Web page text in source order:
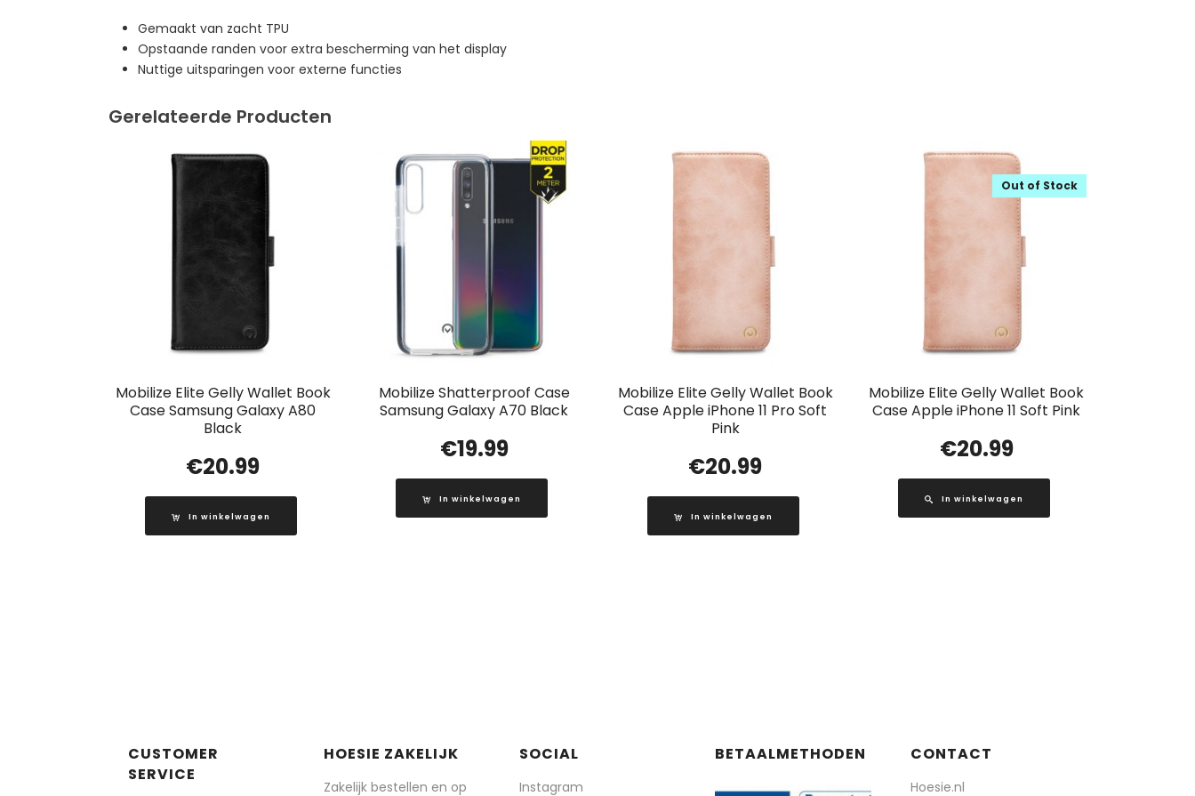
Gemaakt van zacht TPU
Opstaande randen voor extra bescherming van het display
Nuttige uitsparingen voor externe functies
Gerelateerde Producten
Mobilize Elite Gelly Wallet Book
Case Samsung Galaxy A80
Black
€20.99
In winkelwagen
Mobilize Shatterproof Case
Samsung Galaxy A70 Black
€19.99
In winkelwagen
Mobilize Elite Gelly Wallet Book
Case Apple iPhone 11 Pro Soft
Pink
€20.99
In winkelwagen
Mobilize Elite Gelly Wallet Book
Case Apple iPhone 11 Soft Pink
Out of Stock
€20.99
In winkelwagen
CUSTOMER
SERVICE
HOESIE ZAKELIJK
Zakelijk bestellen en op
SOCIAL
Instagram
BETAALMETHODEN CONTACT
Hoesie.nl